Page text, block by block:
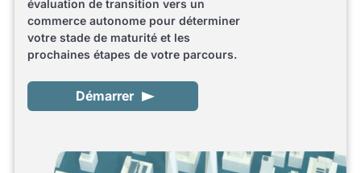
évaluation de transition vers un
commerce autonome pour déterminer
votre stade de maturité et les
prochaines étapes de votre parcours.
Démarrer